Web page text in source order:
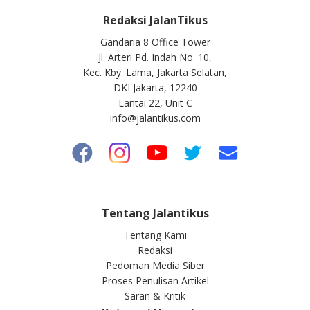
Redaksi JalanTikus
Gandaria 8 Office Tower
Jl. Arteri Pd. Indah No. 10,
Kec. Kby. Lama, Jakarta Selatan,
DKI Jakarta, 12240
Lantai 22, Unit C
info@jalantikus.com
Tentang Jalantikus
Tentang Kami
Redaksi
Pedoman Media Siber
Proses Penulisan Artikel
Saran & Kritik